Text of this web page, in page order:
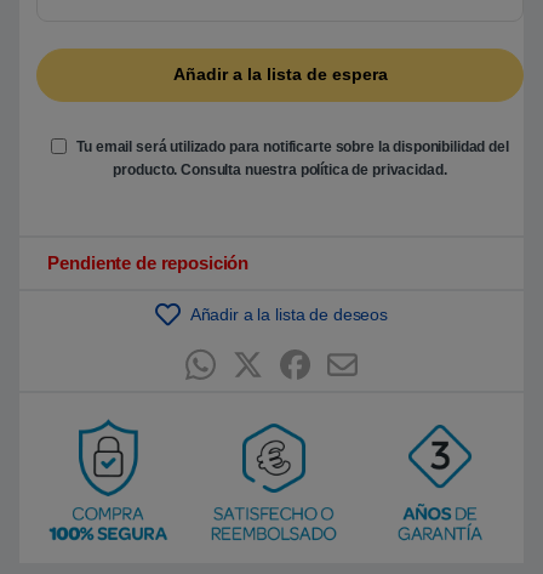
Tu email será utilizado para notificarte sobre la disponibilidad del
producto. Consulta nuestra política de privacidad.
Pendiente de reposición
Añadir a la lista de deseos